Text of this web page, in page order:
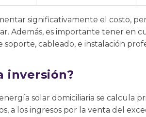
significativamente el costo,
Además, es importante tener en
cableado, e instalación
inversión?
solar domiciliaria se calcula
a los ingresos por la venta del